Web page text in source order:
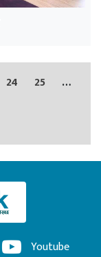
24 25 …
Youtube